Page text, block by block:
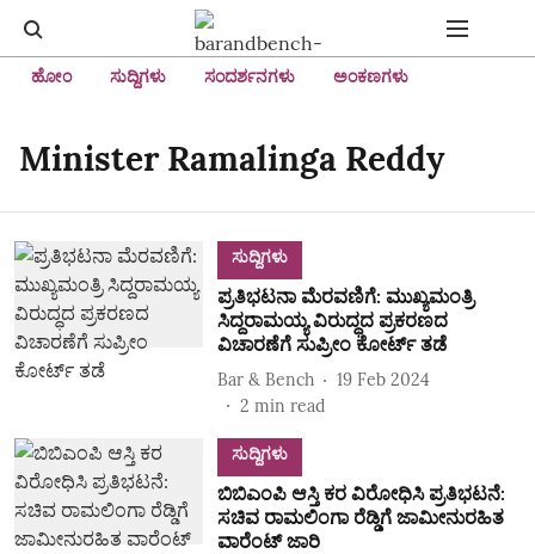
ಹೋಂ ಸುದ್ದಿಗಳು ಸಂದರ್ಶನಗಳು ಅಂಕಣಗಳು
Minister Ramalinga Reddy
ಸುದ್ದಿಗಳು
ಪ್ರತಿಭಟನಾ ಮೆರವಣಿಗೆ: ಮುಖ್ಯಮಂತ್ರಿ
ಸಿದ್ದರಾಮಯ್ಯ ವಿರುದ್ಧದ ಪ್ರಕರಣದ
ವಿಚಾರಣೆಗೆ ಸುಪ್ರೀಂ ಕೋರ್ಟ್ ತಡೆ
Bar & Bench
19 Feb 2024
2 min read
ಸುದ್ದಿಗಳು
ಬಿಬಿಎಂಪಿ ಆಸ್ತಿ ಕರ ವಿರೋಧಿಸಿ ಪ್ರತಿಭಟನೆ:
ಸಚಿವ ರಾಮಲಿಂಗಾ ರೆಡ್ಡಿಗೆ ಜಾಮೀನುರಹಿತ
ವಾರೆಂಟ್‌ ಜಾರಿ